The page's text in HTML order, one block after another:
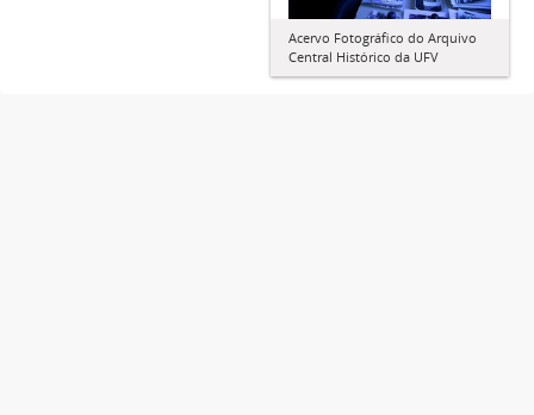
Acervo Fotográfico do Arquivo
Central Histórico da UFV